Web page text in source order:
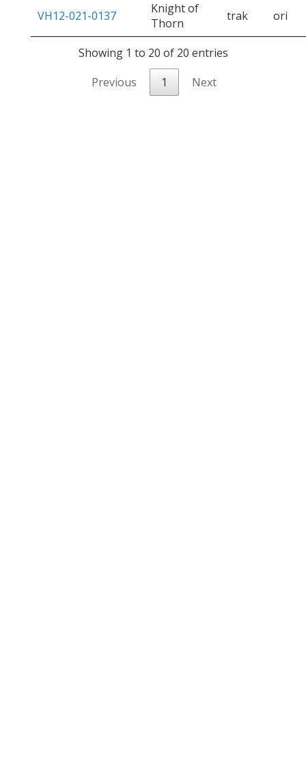
VH12-021-0137
Knight of
Thorn
trak ori
Showing 1 to 20 of 20 entries
Previous
1 Next